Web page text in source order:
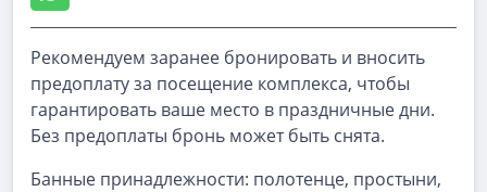
Рекомендуем заранее бронировать и вносить
предоплату за посещение комплекса, чтобы
гарантировать ваше место в праздничные дни.
Без предоплаты бронь может быть снята.
Банные принадлежности: полотенце, простыни,